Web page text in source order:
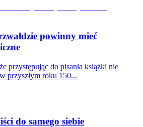
powinny mieć
przystępując do pisania książki nie
przyszłym roku 150...
do samego siebie